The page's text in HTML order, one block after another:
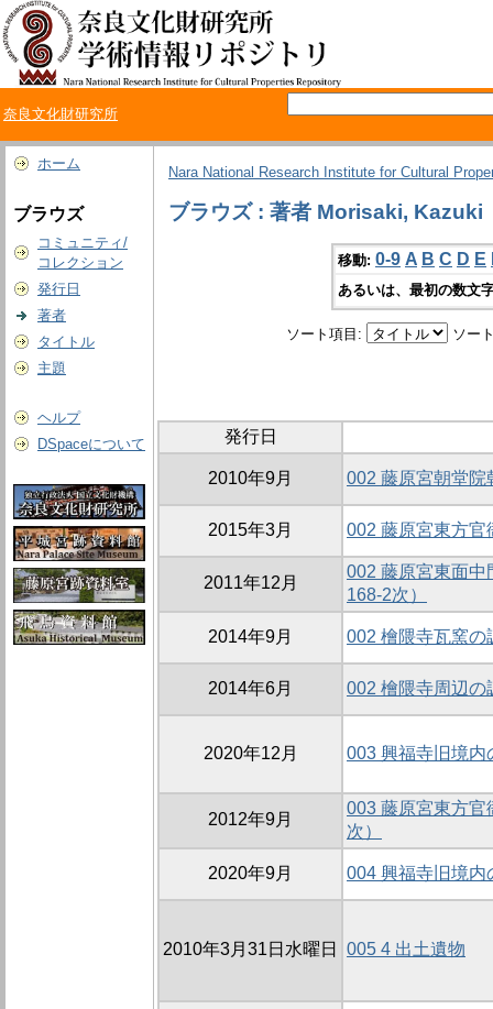
奈良文化財研究所
ホーム
ブラウズ
コミュニティ/
コレクション
発行日
著者
タイトル
主題
ヘルプ
DSpaceについて
Nara National Research Institute for Cultural
ブラウズ : 著者 Morisaki, Kazuki
移動: 0-9 A B C D E
あるいは、最初の数文
ソート項目: ソー
発行日
2010年9月 002 藤原宮朝堂院
2015年3月 002 藤原宮東方官
2011年12月
002 藤原宮東面中
168-2次）
2014年9月 002 檜隈寺瓦窯の
2014年6月 002 檜隈寺周辺の
2020年12月 003 興福寺旧境内
2012年9月
003 藤原宮東方官
次）
2020年9月 004 興福寺旧境内
2010年3月31日水曜日 005 4 出土遺物